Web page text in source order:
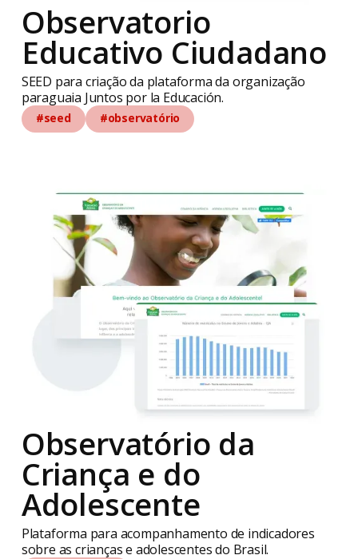
Observatorio
Educativo Ciudadano
SEED para criação da plataforma da organização
paraguaia Juntos por la Educación.
#seed #observatório
Observatório da
Criança e do
Adolescente
Plataforma para acompanhamento de indicadores
sobre as crianças e adolescentes do Brasil.